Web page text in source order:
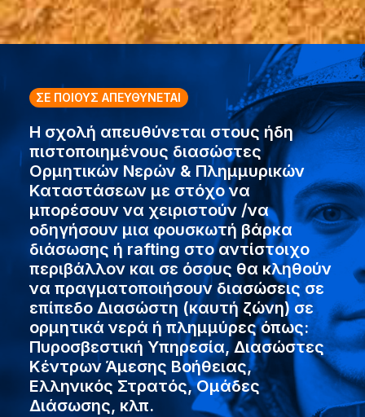
ΣΕ ΠΟΙΟΥΣ ΑΠΕΥΘΥΝΕΤΑΙ
Η σχολή απευθύνεται στους ήδη
πιστοποιημένους διασώστες
Ορμητικών Νερών & Πλημμυρικών
Καταστάσεων με στόχο να
μπορέσουν να χειριστούν /να
οδηγήσουν μια φουσκωτή βάρκα
διάσωσης ή rafting στο αντίστοιχο
περιβάλλον και σε όσους θα κληθούν
να πραγματοποιήσουν διασώσεις σε
επίπεδο Διασώστη (καυτή ζώνη) σε
ορμητικά νερά ή πλημμύρες όπως:
Πυροσβεστική Υπηρεσία, Διασώστες
Κέντρων Άμεσης Βοήθειας,
Ελληνικός Στρατός, Ομάδες
Διάσωσης, κλπ.